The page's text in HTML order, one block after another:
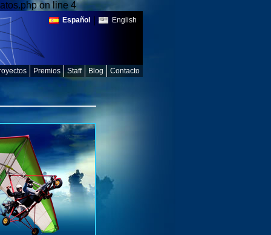
on line 4
Español English
Contacto
Blog
Staff
Premios